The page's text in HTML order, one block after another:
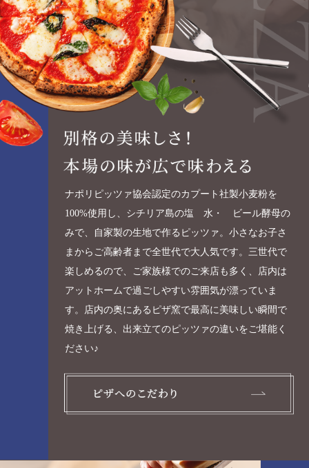
ナポリピッツァ協会認定のカプート社製小麦粉を
100%使用し、シチリア島の塩 水・ ビール酵母の
みで、自家製の生地で作るピッツァ。小さなお子さ
まからご高齢者まで全世代で大人気です。三世代で
楽しめるので、ご家族様でのご来店も多く、店内は
アットホームで過ごしやすい雰囲気が漂っていま
す。店内の奥にあるピザ窯で最高に美味しい瞬間で
焼き上げる、出来立てのピッツァの違いをご堪能く
ださい♪